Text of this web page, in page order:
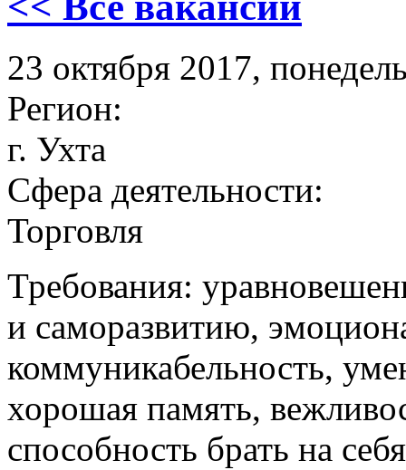
23 октября 2017,
Регион:
г. Ухта
Сфера деятельности:
Торговля
Требования:
и саморазвитию,
коммуникабельность,
хорошая память,
способность брать на